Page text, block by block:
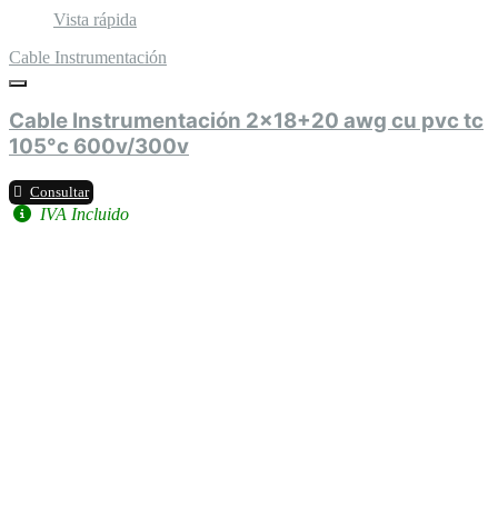
Vista rápida
Cable Instrumentación
Cable Instrumentación 2x18+20 awg cu pvc tc
105°c 600v/300v
Consultar
IVA Incluido